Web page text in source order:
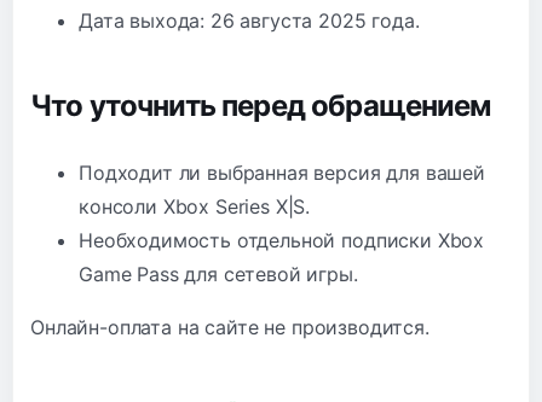
Дата выхода: 26 августа 2025 года.
Что уточнить перед обращением
Подходит ли выбранная версия для вашей
консоли Xbox Series X|S.
Необходимость отдельной подписки Xbox
Game Pass для сетевой игры.
Онлайн-оплата на сайте не производится.